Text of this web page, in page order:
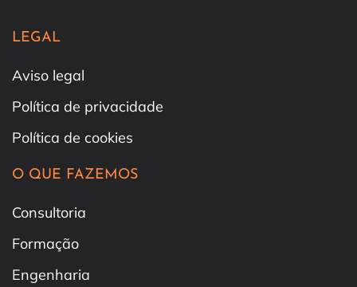
LEGAL
Aviso legal
Política de privacidade
Política de cookies
O QUE FAZEMOS
Consultoria
Formação
Engenharia